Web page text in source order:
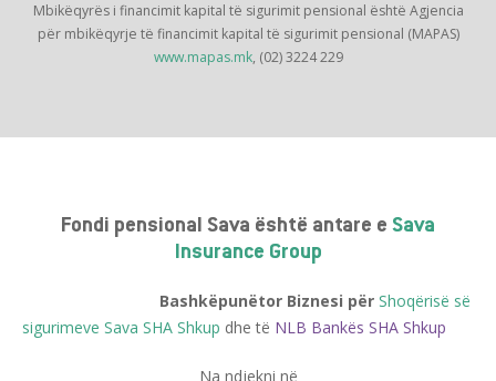
Mbikëqyrës i financimit kapital të sigurimit pensional është Agjencia
për mbikëqyrje të financimit kapital të sigurimit pensional (MAPAS)
www.mapas.mk, (02) 3224 229
Fondi pensional Sava është antare e Sava
Insurance Group
Bashkëpunëtor Biznesi për Shoqërisë së
sigurimeve Sava SHA Shkup dhe të NLB Bankës SHA Shkup
Na ndjekni në